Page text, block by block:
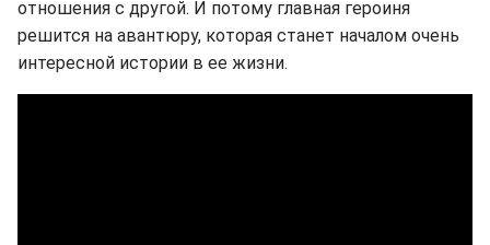
отношения с другой. И потому главная героиня
решится на авантюру, которая станет началом очень
интересной истории в ее жизни.